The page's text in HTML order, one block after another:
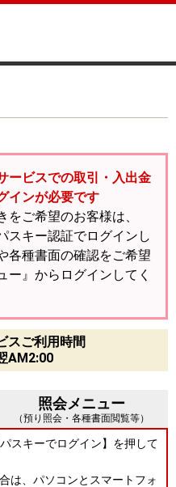
ービスでの取引・入出金
インが必要です
ご希望のお客様は、
スキー認証でログインし
各種書面の確認をご希望
ー』からログインしてく
スご利用時間
AM2:00
照会メニュー
（預り照会・各種書面閲覧等）
スキーでログイン】を押して
は、パソコンとスマートフォ